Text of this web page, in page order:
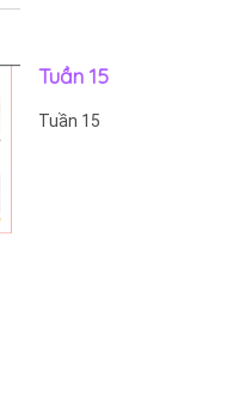
Tuần 15
Tuần 15